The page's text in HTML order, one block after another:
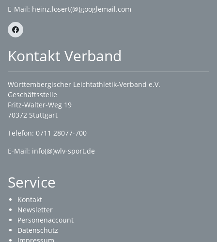
E-Mail: heinz.losert(@)googlemail.com
Kontakt Verband
Württembergischer Leichtathletik-Verband e.V.
Geschäftsstelle
Fritz-Walter-Weg 19
70372 Stuttgart
Telefon: 0711 28077-700
E-Mail: info(@)wlv-sport.de
Service
Kontakt
Newsletter
Personenaccount
Datenschutz